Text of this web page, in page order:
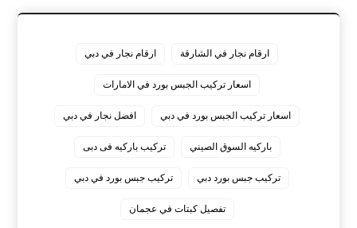
ارقام نجار في الشارقة ارقام نجار في دبي
اسعار تركيب الجبس بورد في الامارات
اسعار تركيب الجبس بورد في دبي افضل نجار في دبي
باركيه السوق الصيني تركيب باركيه فى دبى
تركيب جبس بورد دبي تركيب جبس بورد في دبي
تفصيل كبتات في عجمان